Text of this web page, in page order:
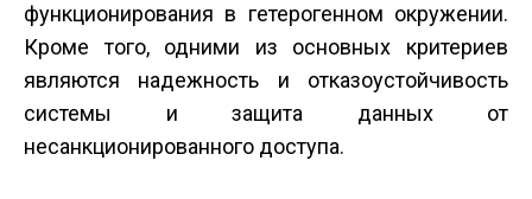
функционирования в гетерогенном окружении.
Кроме того, одними из основных критериев
являются надежность и отказоустойчивость
системы и защита данных от
несанкционированного доступа.